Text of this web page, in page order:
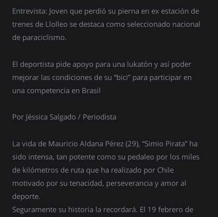
Entrevista: Joven que perdió su pierna en ex estación de
trenes de Llolleo se destaca como seleccionado nacional
de paraciclismo.
El deportista pide apoyo para una lukatón y así poder
mejorar las condiciones de su “bici” para participar en
una competencia en Brasil
Por Jéssica Salgado / Periodista
La vida de Mauricio Aldana Pérez (29), “Simio Pirata” ha
sido intensa, tan potente como su pedaleo por los miles
de kilómetros de ruta que ha realizado por Chile
motivado por su tenacidad, perseverancia y amor al
deporte.
Seguramente su historia la recordará. El 19 febrero de